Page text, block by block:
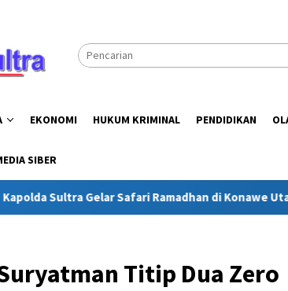
EKONOMI HUKUM KRIMINAL PENDIDIKAN
SIBER
Gelar Safari Ramadhan di Konawe Utara,
Titip Dua Zero